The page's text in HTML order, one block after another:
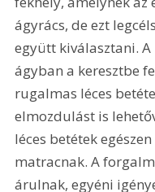
ágyrács, de ezt
együtt kiválasztani.
ágyban a keresztbe
rugalmas léces
elmozdulást is
léces betétek
matracnak. A
árulnak, egyéni